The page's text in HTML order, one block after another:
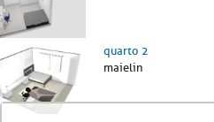
quarto 2
maielin